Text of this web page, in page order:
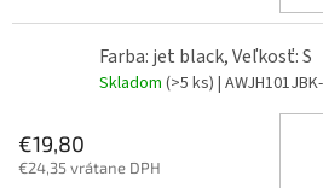
Farba: jet black, Veľkosť: S
Skladom (>5 ks) |
€19,80
€24,35 vrátane DPH